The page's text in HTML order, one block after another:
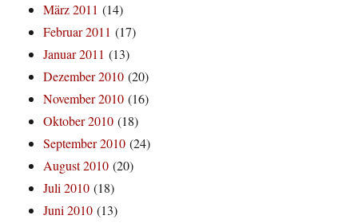
März 2011 (14)
Februar 2011 (17)
Januar 2011 (13)
Dezember 2010 (20)
November 2010 (16)
Oktober 2010 (18)
September 2010 (24)
August 2010 (20)
Juli 2010 (18)
Juni 2010 (13)